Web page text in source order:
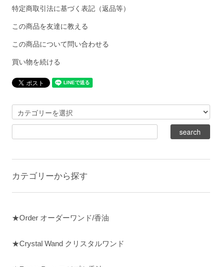
特定商取引法に基づく表記（返品等）
この商品を友達に教える
この商品について問い合わせる
買い物を続ける
カテゴリーから探す
★Order オーダーワンド/香油
★Crystal Wand クリスタルワンド